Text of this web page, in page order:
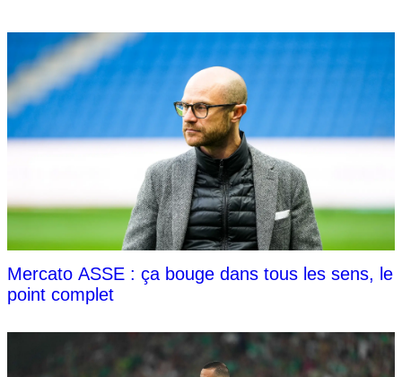
Mercato ASSE : ça bouge dans tous les sens, le
point complet